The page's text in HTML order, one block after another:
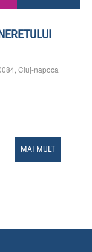
Cluj-napoca
MAI MULT